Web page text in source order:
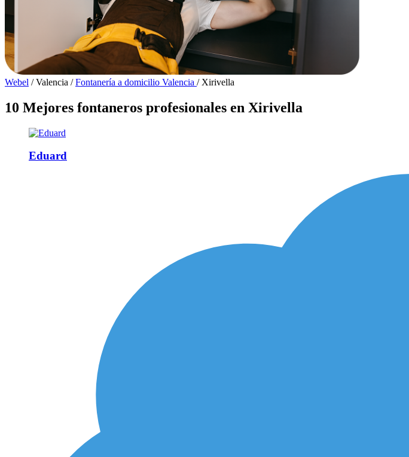
Webel / Valencia / Fontanería a domicilio Valencia / Xirivella
10 Mejores fontaneros profesionales en Xirivella
Eduard